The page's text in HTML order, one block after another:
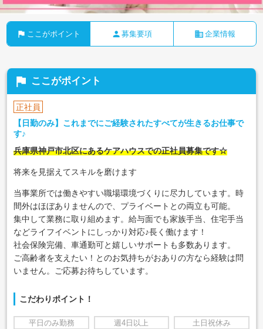
flag ここがポイント person 募集要項 business 企業情報
flag ここがポイント
正社員
【日勤のみ】これまでにご経験されたすべてが生きるお仕事で
す♪
兵庫県神戸市北区にあるケアハウスでの正社員募集です☆
将来を見据えてスキルを磨けます
当事業所では働きやすい職場環境づくりに尽力しています。時
間外はほぼありませんので、プライベートとの両立も可能。
集中して業務に取り組めます。給与面でも家族手当、住宅手当
などライフイベントにしっかり対応♪長く働けます！
社会保険完備、車通勤可と嬉しいサポートも多数あります。
ご高齢者を支えたい！とのお気持ちがおありの方なら経験は問
いません。ご応募お待ちしています。
こだわりポイント！
平日のみ勤務 週4日以上 土日祝休み